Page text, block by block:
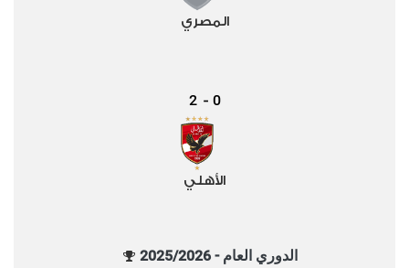
المصري
0
-
2
الأهلي
الدوري العام - 2025/2026